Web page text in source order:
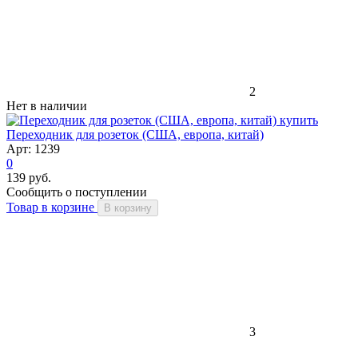
2
Нет в наличии
Переходник для розеток (США, европа, китай)
Арт: 1239
0
139 руб.
Сообщить о поступлении
Товар в корзине
В корзину
3